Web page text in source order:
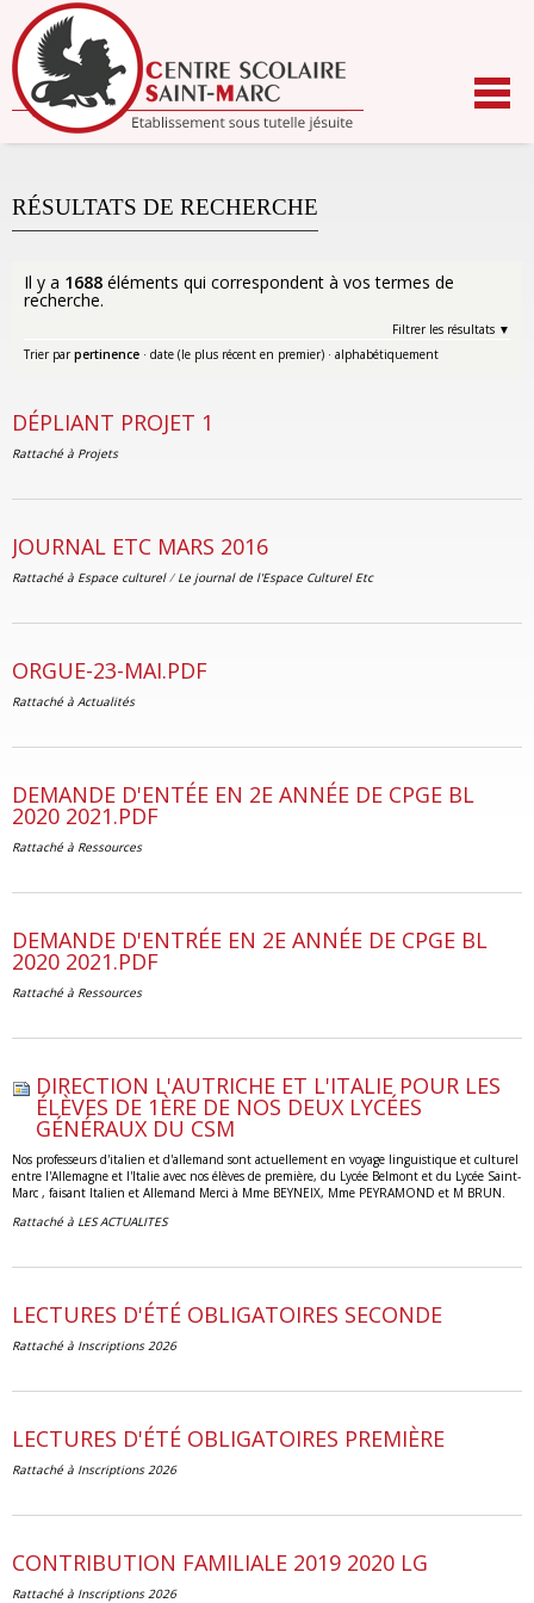
contenu.
|
Aller
à
la
navigation
RÉSULTATS DE RECHERCHE
Il y a 1688 éléments qui correspondent à vos termes de
recherche.
Filtrer les résultats
Trier par pertinence · date (le plus récent en premier) · alphabétiquement
DÉPLIANT PROJET 1
Rattaché à Projets
JOURNAL ETC MARS 2016
Rattaché à Espace culturel / Le journal de l'Espace Culturel Etc
ORGUE-23-MAI.PDF
Rattaché à Actualités
DEMANDE D'ENTÉE EN 2E ANNÉE DE CPGE BL
2020 2021.PDF
Rattaché à Ressources
DEMANDE D'ENTRÉE EN 2E ANNÉE DE CPGE BL
2020 2021.PDF
Rattaché à Ressources
DIRECTION L'AUTRICHE ET L'ITALIE POUR LES
ÉLÈVES DE 1ÈRE DE NOS DEUX LYCÉES
GÉNÉRAUX DU CSM
Nos professeurs d'italien et d'allemand sont actuellement en voyage linguistique et culturel
entre l'Allemagne et l'Italie avec nos élèves de première, du Lycée Belmont et du Lycée Saint-
Marc , faisant Italien et Allemand Merci à Mme BEYNEIX, Mme PEYRAMOND et M BRUN.
Rattaché à LES ACTUALITES
LECTURES D'ÉTÉ OBLIGATOIRES SECONDE
Rattaché à Inscriptions 2026
LECTURES D'ÉTÉ OBLIGATOIRES PREMIÈRE
Rattaché à Inscriptions 2026
CONTRIBUTION FAMILIALE 2019 2020 LG
Rattaché à Inscriptions 2026